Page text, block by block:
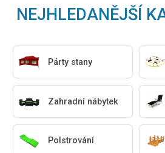
NEJHLEDANĚJŠÍ
Párty stany
Zahradní nábytek
Polstrování